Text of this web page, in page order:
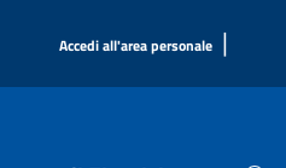
Accedi all'area personale |